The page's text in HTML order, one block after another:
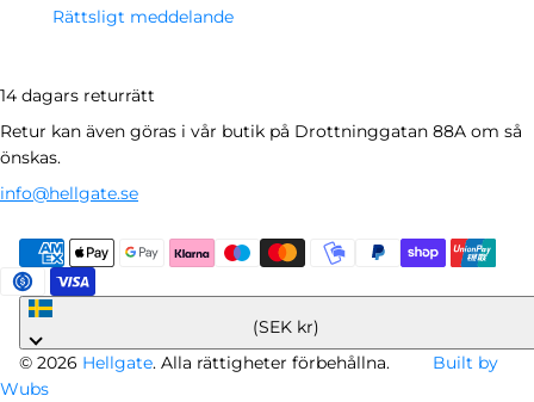
Rättsligt meddelande
14 dagars returrätt
Retur kan även göras i vår butik på Drottninggatan 88A om så
önskas.
info@hellgate.se
(SEK kr)
© 2026 Hellgate. Alla rättigheter förbehållna.
Built by
Wubs